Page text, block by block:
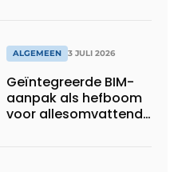
ALGEMEEN 3 JULI 2026
Geïntegreerde BIM-
aanpak als hefboom
voor allesomvattende